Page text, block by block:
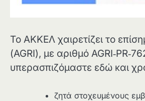
Το ΑΚΚΕΛ χαιρετίζει το
(AGRI), με αριθμό
υπερασπιζόμαστε εδώ και
ζητά στοχευμένους